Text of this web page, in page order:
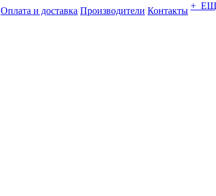
Оплата и доставка Производители Контакты +